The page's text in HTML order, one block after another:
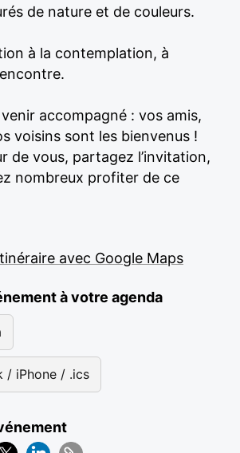
de nature et de couleurs.
à la contemplation, à
venir accompagné : vos amis,
voisins sont les bienvenus !
de vous, partagez l’invitation,
nombreux profiter de ce
avec Google Maps
à votre agenda
/ iPhone / .ics